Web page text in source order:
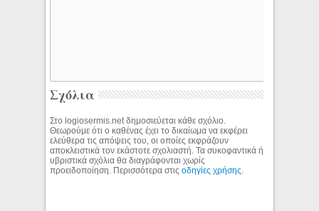
Σχόλια
Στο logiosermis.net δημοσιεύεται κάθε σχόλιο.
Θεωρούμε ότι ο καθένας έχει το δικαίωμα να εκφέρει
ελεύθερα τις απόψεις του, οι οποίες εκφράζουν
αποκλειστικά τον εκάστοτε σχολιαστή. Τα συκοφαντικά ή
υβριστικά σχόλια θα διαγράφονται χωρίς
προειδοποίηση. Περισσότερα στιςοδηγίες χρήσης